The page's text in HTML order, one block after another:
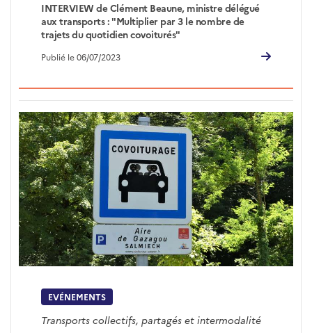
INTERVIEW de Clément Beaune, ministre délégué
aux transports : "Multiplier par 3 le nombre de
trajets du quotidien covoiturés"
Publié le 06/07/2023
EVÉNEMENTS
Transports collectifs, partagés et intermodalité